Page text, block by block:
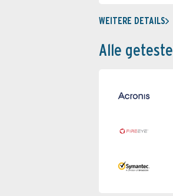
WEITERE DETAILS
Alle